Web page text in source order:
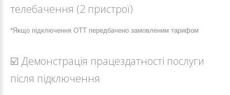
телебачення (2 пристрої)
*Якщо підключення ОТТ передбачено замовленим тарифом
☑️ Демонстрація працездатності послуги
після підключення